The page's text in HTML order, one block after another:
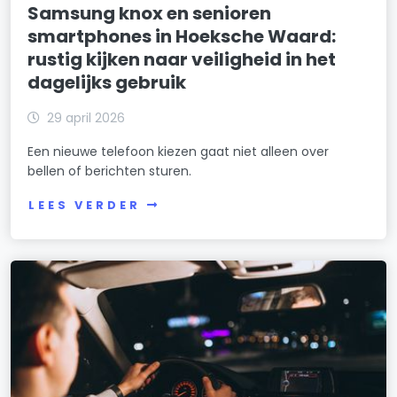
Samsung knox en senioren
smartphones in Hoeksche Waard:
rustig kijken naar veiligheid in het
dagelijks gebruik
29 april 2026
Een nieuwe telefoon kiezen gaat niet alleen over
bellen of berichten sturen.
LEES VERDER